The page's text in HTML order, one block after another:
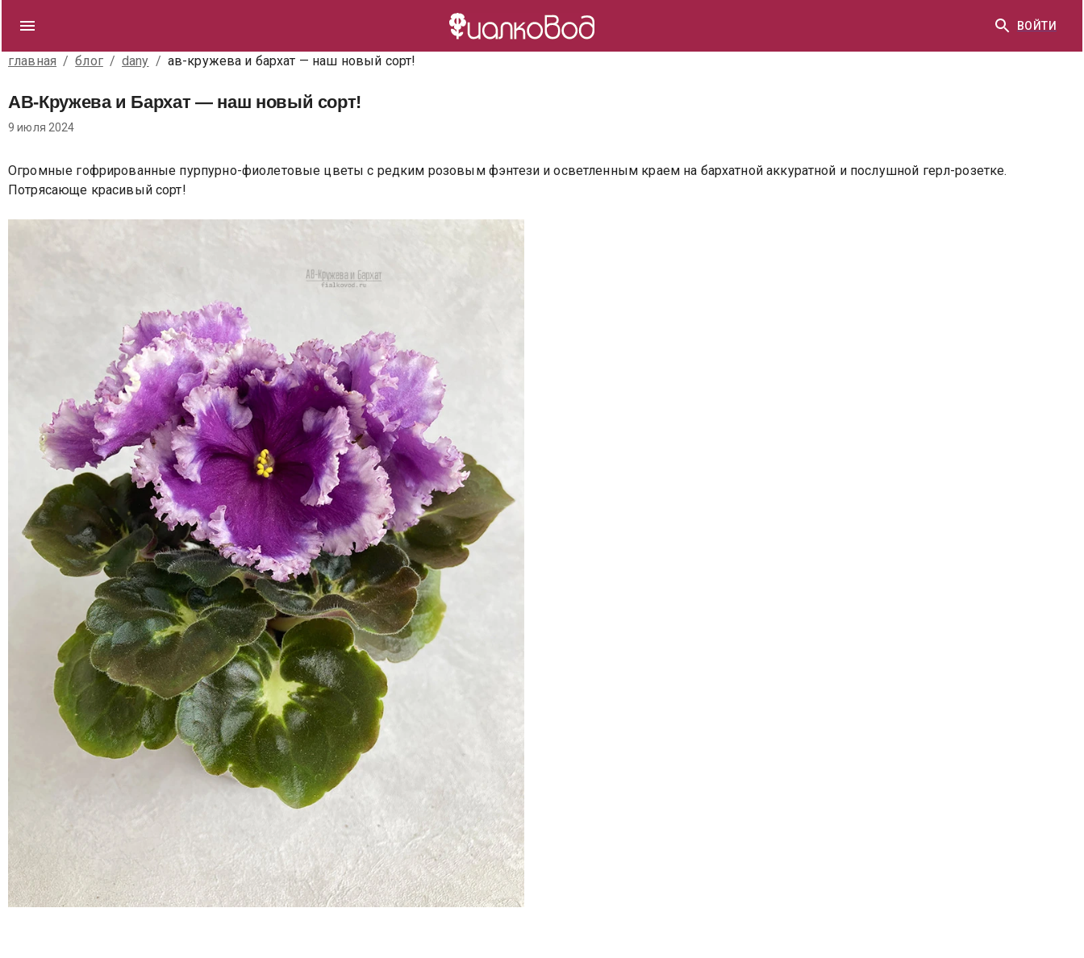
ВОЙТИ
главная / блог / dany / ав-кружева и бархат — наш новый сорт!
АВ-Кружева и Бархат — наш новый сорт!
9 июля 2024
Огромные гофрированные пурпурно-фиолетовые цветы с редким розовым фэнтези и осветленным краем на бархатной аккуратной и послушной герл-розетке.
Потрясающе красивый сорт!